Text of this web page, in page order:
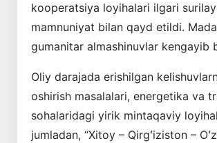
kooperatsiya loyihalari ilgari
mamnuniyat bilan qayd etildi.
gumanitar almashinuvlar kengayib
Oliy darajada erishilgan
oshirish masalalari, energetika va
sohalaridagi yirik mintaqaviy
jumladan, “Xitoy – Qirgʻiziston –